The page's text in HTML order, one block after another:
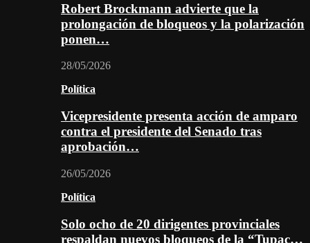
Robert Brockmann advierte que la
prolongación de bloqueos y la polarización
ponen…
28/05/2026
Política
Vicepresidente presenta acción de amparo
contra el presidente del Senado tras
aprobación…
26/05/2026
Política
Solo ocho de 20 dirigentes provinciales
respaldan nuevos bloqueos de la “Tupac…